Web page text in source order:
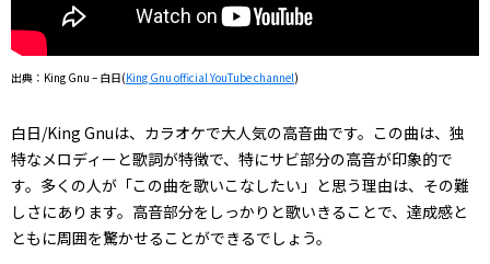
出典：King Gnu – 白日(King Gnu official YouTube channel)
白日/King Gnuは、カラオケで大人気の高音曲です。この曲は、独
特なメロディーと歌詞が特徴で、特にサビ部分の高音が印象的で
す。多くの人が「この曲を歌いこなしたい」と思う理由は、その難
しさにあります。高音部分をしっかりと歌いきることで、達成感と
ともに周囲を驚かせることができるでしょう。